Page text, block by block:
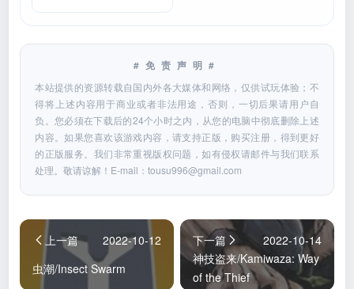
#免责声明#
本站提供的资源转载自国内外各大媒体和网络，仅供试玩体验；不
得将上述内容用于商业或者非法用途，否则，一切后果请用户自
负。您必须在下载后的24个小时之内，从您的电脑中彻底删除上述
内容。如果您喜欢该游戏内容，请支持正版，购买注册，得到更好
的正版服务。我们非常重视版权问题，如有侵权请邮件与我们联系
处理。敬请谅解！E-mail：tousu996@gmail.com
上一篇
2022-10-12
虫潮/Insect Swarm
下一篇
2022-10-14
神技盗来/Kamiwaza: Way
of the Thief